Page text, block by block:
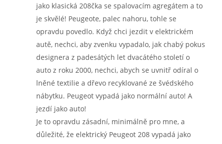
jako klasická 208čka se spalovacím agregátem a to
je skvělé! Peugeote, palec nahoru, tohle se
opravdu povedlo. Když chci jezdit v elektrickém
autě, nechci, aby zvenku vypadalo, jak chabý pokus
designera z padesátých let dvacátého století o
auto z roku 2000, nechci, abych se uvnitř odíral o
lněné textilie a dřevo recyklované ze švédského
nábytku. Peugeot vypadá jako normální auto! A
jezdí jako auto!
Je to opravdu zásadní, minimálně pro mne, a
důležité, že elektrický Peugeot 208 vypadá jako